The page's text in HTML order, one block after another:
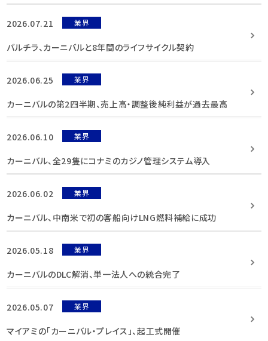
2026.07.21 業界
バルチラ、カーニバルと8年間のライフサイクル契約
2026.06.25 業界
カーニバルの第2四半期、売上高・調整後純利益が過去最高
2026.06.10 業界
カーニバル、全29隻にコナミのカジノ管理システム導入
2026.06.02 業界
カーニバル、中南米で初の客船向けLNG燃料補給に成功
2026.05.18 業界
カーニバルのDLC解消、単一法人への統合完了
2026.05.07 業界
マイアミの「カーニバル・プレイス」、起工式開催